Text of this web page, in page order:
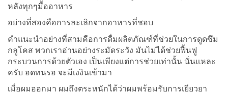
หลังทุกๆมื้ออาหาร
อย่างที่สองคือการละเลิกจากอาหารที่ชอบ
คำแนะนำอย่างที่สามคือการดื่มผลิตภัณฑ์ที่ช่วยในการดูดซึม
กลูโคส พวกเราอ่านอย่างระมัดระวัง มันไม่ได้ช่วยฟื้นฟู
กระบวนการด้วยตัวเอง เป็นเพียงแต่การช่วยเท่านั้น นั่นแหละ
ครับ อดทนรอ จะมีเงงินเข้ามา
เมื่อผมออกมา ผมถึงตระหนักได้ว่าผมพร้อมรับการเยียวยา